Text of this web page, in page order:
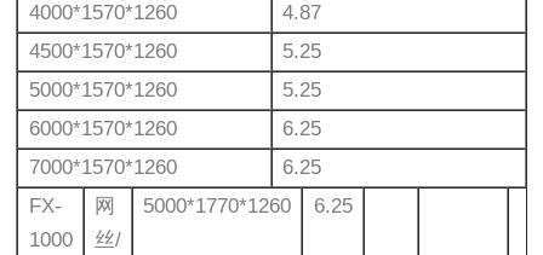
4000*1570*1260
4.87
4500*1570*1260
5.25
5000*1570*1260
5.25
6000*1570*1260
6.25
7000*1570*1260
6.25
FX-
1000
网
丝/
5000*1770*1260 6.25